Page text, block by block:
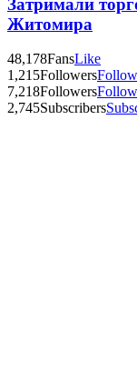
Житомира
48,178FansLike
1,215FollowersFollow
7,218FollowersFollow
2,745Subscribers